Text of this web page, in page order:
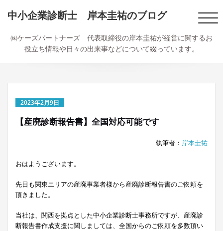
中小企業診断士 岸本圭祐のブログ
㈱ケーズパートナーズ 代表取締役の岸本圭祐が経営に関するお
役立ち情報や日々の出来事などについて綴っています。
ナ
ゲ
2023年2月9日
【産廃診断報告書】全国対応可能です
執筆者： 岸本圭祐
おはようございます。
先日も関東エリアの産廃事業者様から産廃診断報告書のご依頼を
頂きました。
当社は、関西を拠点とした中小企業診断士事務所ですが、産廃診
断報告書作成支援に関しましては、全国からのご依頼を多数頂い